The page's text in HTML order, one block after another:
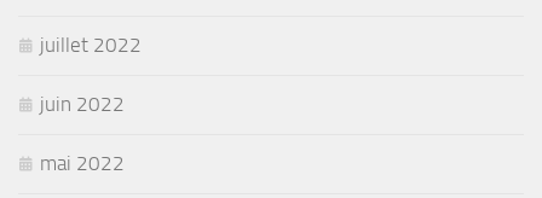
juillet 2022
juin 2022
mai 2022